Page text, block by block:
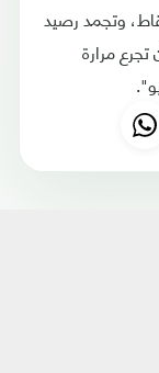
لاتسيو مؤقتا إلى الصدارة بـ 7 نقاط، وتجمد رصيد
أن تجرع مرارة